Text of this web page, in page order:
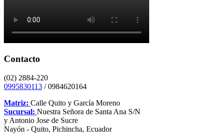
Contacto
(02) 2884-220
0995830113 / 0984620164
Matriz: Calle Quito y García Moreno
Sucursal: Nuestra Señora de Santa Ana S/N
y Antonio Jose de Sucre
Nayón - Quito, Pichincha, Ecuador